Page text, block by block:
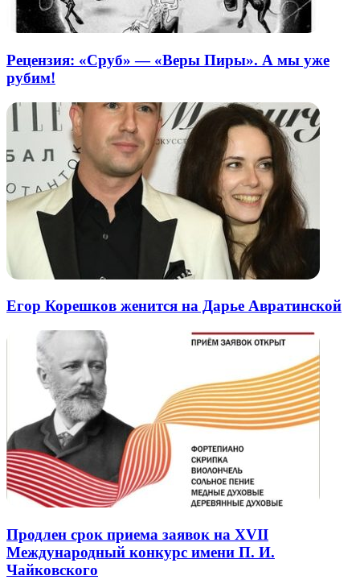
Рецензия: «Сруб» — «Веры Пиры». А мы уже
рубим!
Егор Корешков женится на Дарье Авратинской
Продлен срок приема заявок на XVII
Международный конкурс имени П. И.
Чайковского